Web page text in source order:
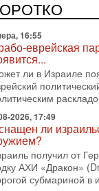
еврейский
одной из
16:55
еврейская
ли в Израиле
2026, 17:49
ли
получил от
АХИ «Дракон»
субмариной